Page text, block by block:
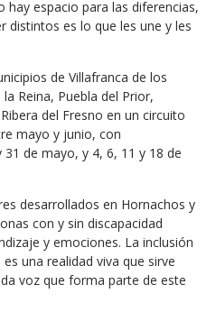
hay espacio para las diferencias,
distintos es lo que les une y les
de Villafranca de los
Reina, Puebla del Prior,
del Fresno en un circuito
mayo y junio, con
de mayo, y 4, 6, 11 y 18 de
desarrollados en Hornachos y
con y sin discapacidad
y emociones. La inclusión
una realidad viva que sirve
voz que forma parte de este